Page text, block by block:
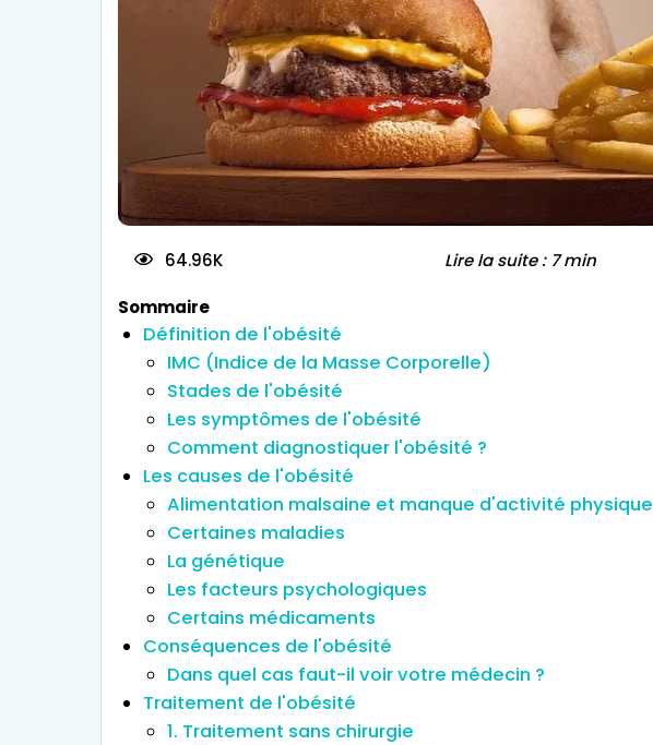
64.96K Lire la suite : 7 min
Sommaire
Définition de l'obésité
IMC (Indice de la Masse Corporelle)
Stades de l'obésité
Les symptômes de l'obésité
Comment diagnostiquer l'obésité ?
Les causes de l'obésité
Alimentation malsaine et manque d'activité physique
Certaines maladies
La génétique
Les facteurs psychologiques
Certains médicaments
Conséquences de l'obésité
Dans quel cas faut-il voir votre médecin ?
Traitement de l'obésité
1. Traitement sans chirurgie
Traitement de l'infertilité et
FIV